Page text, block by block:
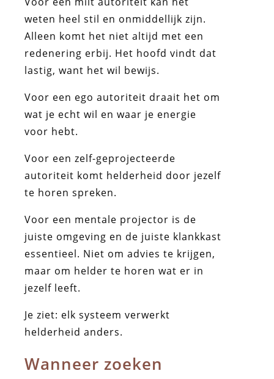
weten heel stil en onmiddellijk zijn.
Alleen komt het niet altijd met een
redenering erbij. Het hoofd vindt dat
lastig, want het wil bewijs.
Voor een ego autoriteit draait het om
wat je echt wil en waar je energie
voor hebt.
Voor een zelf-geprojecteerde
autoriteit komt helderheid door jezelf
te horen spreken.
Voor een mentale projector is de
juiste omgeving en de juiste klankkast
essentieel. Niet om advies te krijgen,
maar om helder te horen wat er in
jezelf leeft.
Je ziet: elk systeem verwerkt
helderheid anders.
Wanneer zoeken